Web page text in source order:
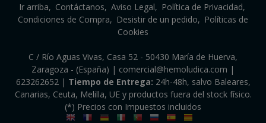
Ir arriba Contáctanos Aviso Legal
Política de Privacidad
Condiciones de Compra
Desistir de un pedido
Políticas de
Cookies
C / Río Aguas Vivas, Casa 52 - 50430 María de Huerva,
Zaragoza - (España) | comercial@hemoludica.com |
623262652| Tiempo de Entrega: 24h-48h, salvo Baleares,
Canarias, Ceuta, Melilla, UE y productos fuera del stock físico.
(*) Precios con Impuestos incluidos